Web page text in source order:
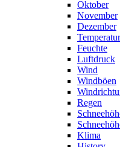
Oktober
November
Dezember
Temperatur
Feuchte
Luftdruck
Wind
Windböen
Regen
Klima